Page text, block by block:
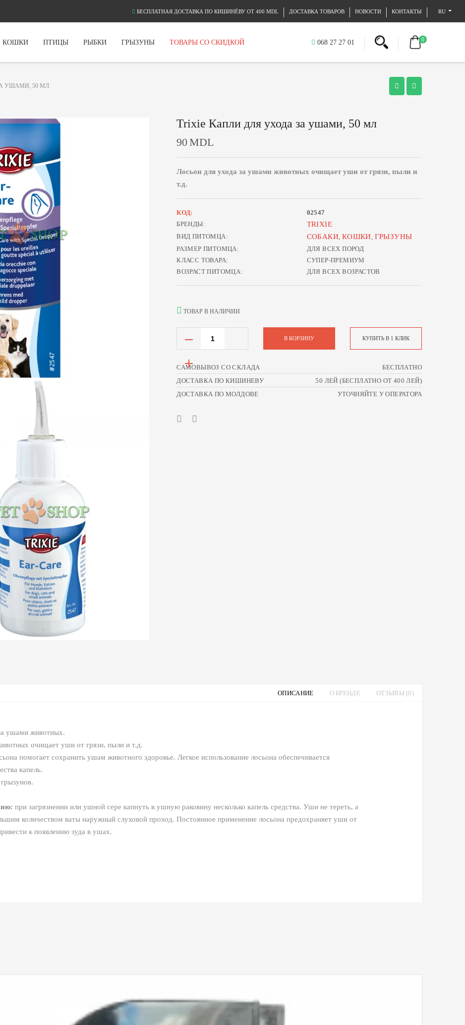
БЕСПЛАТНАЯ ДОСТАВКА ПО КИШИНЁВУ ОТ 400 MDL ДОСТАВКА ТОВАРОВ НОВОСТИ КОНТАКТЫ RU
КОШКИ ПТИЦЫ РЫБКИ ГРЫЗУНЫ ТОВАРЫ СО СКИДКОЙ 068 27 27 01 0
УШАМИ, 50 МЛ
Trixie Капли для ухода за ушами, 50 мл
90 MDL
Лосьон для ухода за ушами животных очищает уши от грязи, пыли и
т.д.
КОД:
02547
БРЕНДЫ:
TRIXIE
ВИД ПИТОМЦА: СОБАКИ, КОШКИ, ГРЫЗУНЫ
РАЗМЕР ПИТОМЦА:
ДЛЯ ВСЕХ ПОРОД
КЛАСС ТОВАРА:
СУПЕР-ПРЕМИУМ
ВОЗРАСТ ПИТОМЦА:
ДЛЯ ВСЕХ ВОЗРАСТОВ
ТОВАР В НАЛИЧИИ
В КОРЗИНУ КУПИТЬ В 1 КЛИК
САМОВЫВОЗ СО СКЛАДА
БЕСПЛАТНО
ДОСТАВКА ПО КИШИНЕВУ
50 ЛЕЙ (БЕСПЛАТНО ОТ 400 ЛЕЙ)
ДОСТАВКА ПО МОЛДОВЕ
УТОЧНЯЙТЕ У ОПЕРАТОРА
ОПИСАНИЕ О БРЕНДЕ ОТЗЫВЫ (0)
ушами животных.
очищает уши от грязи, пыли и т.д.
помогает сохранить ушам животного здоровье. Легкое использование лосьона обеспечивается
капель.
при загрязнении или ушной сере капнуть в ушную раковину несколько капель средства. Уши не тереть, а
количеством ваты наружный слуховой проход. Постоянное применение лосьона предохраняет уши от
к появлению зуда в ушах.